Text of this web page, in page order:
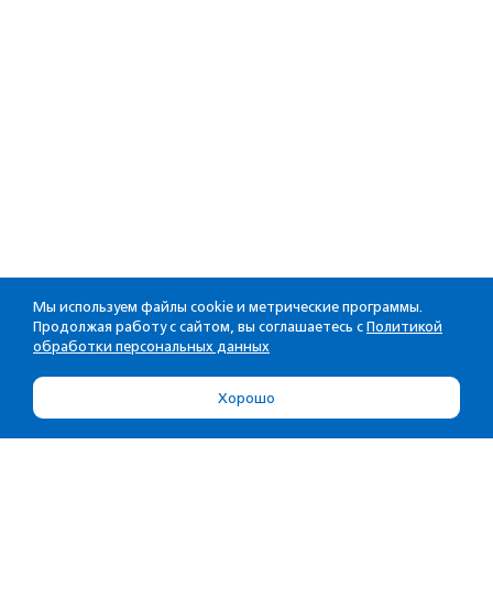
Мы используем файлы cookie и метрические программы.
Продолжая работу с сайтом, вы соглашаетесь с Политикой
обработки персональных данных
Хорошо